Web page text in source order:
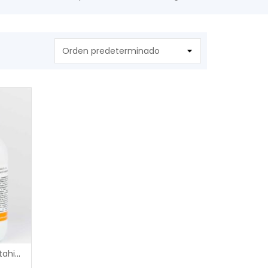
500g Sulfato de Hierro II Heptahidratado (sulfato ferroso) Analytical Grade